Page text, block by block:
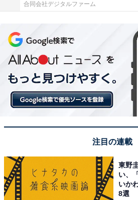
一方で、一部のレビューには「カ
感じる」という意見もあるため、
合は薄型のカバーをおすすめしま
合同会社デジタルファーム
注目の連載
東野
い、
いか
8選